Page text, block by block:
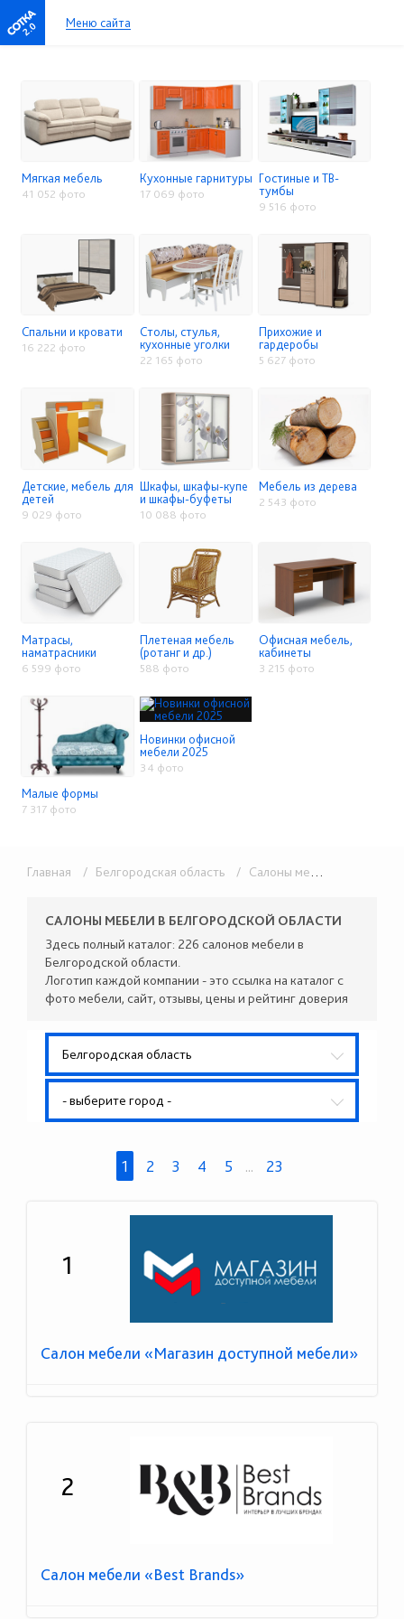
2.0 Меню сайта
Мягкая мебель
41 052 фото
Кухонные гарнитуры
17 069 фото
Гостиные и ТВ-
тумбы
9 516 фото
Спальни и кровати
16 222 фото
Столы, стулья,
кухонные уголки
22 165 фото
Прихожие и
гардеробы
5 627 фото
Детские, мебель для
детей
9 029 фото
Шкафы, шкафы-купе
и шкафы-буфеты
10 088 фото
Мебель из дерева
2 543 фото
Матрасы,
наматрасники
6 599 фото
Плетеная мебель
(ротанг и др.)
588 фото
Офисная мебель,
кабинеты
3 215 фото
Малые формы
7 317 фото
Новинки офисной
мебели 2025
34 фото
Главная / Белгородская область / Салоны мебели
САЛОНЫ МЕБЕЛИ В БЕЛГОРОДСКОЙ ОБЛАСТИ
Здесь полный каталог: 226 салонов мебели в
Белгородской области.
Логотип каждой компании - это ссылка на каталог с
фото мебели, сайт, отзывы, цены и рейтинг доверия
Белгородская область
- выберите город -
1 2 3 4 5 ... 23
1
Салон мебели «Магазин доступной мебели»
2
Салон мебели «Best Brands»